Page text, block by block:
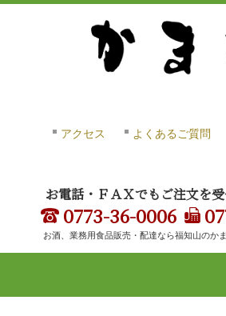
アクセス よくあるご質問
お電話・ＦＡＸでもご注文を受
0773-36-0006
お酒、業務用食品販売・配達なら福知山のか